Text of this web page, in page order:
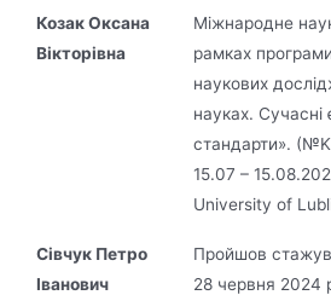
Козак Оксана
Вікторівна
Міжнародне
рамках
наукових
науках. Сучасні
стандарти».
15.07 –
University of
Сівчук Петро
Іванович
Пройшов
28 червня 2024